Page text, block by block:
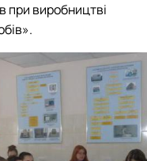
при виробництві